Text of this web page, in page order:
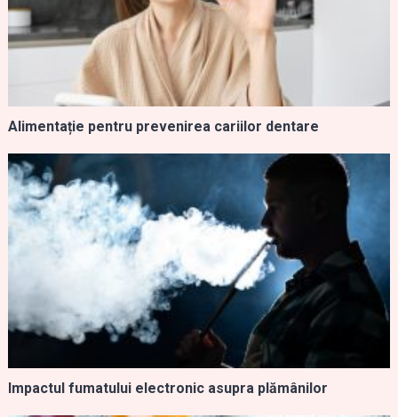
Alimentație pentru prevenirea cariilor dentare
Impactul fumatului electronic asupra plămânilor